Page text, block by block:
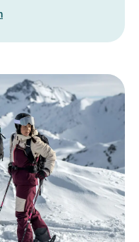
schließen
und
und Warnungen